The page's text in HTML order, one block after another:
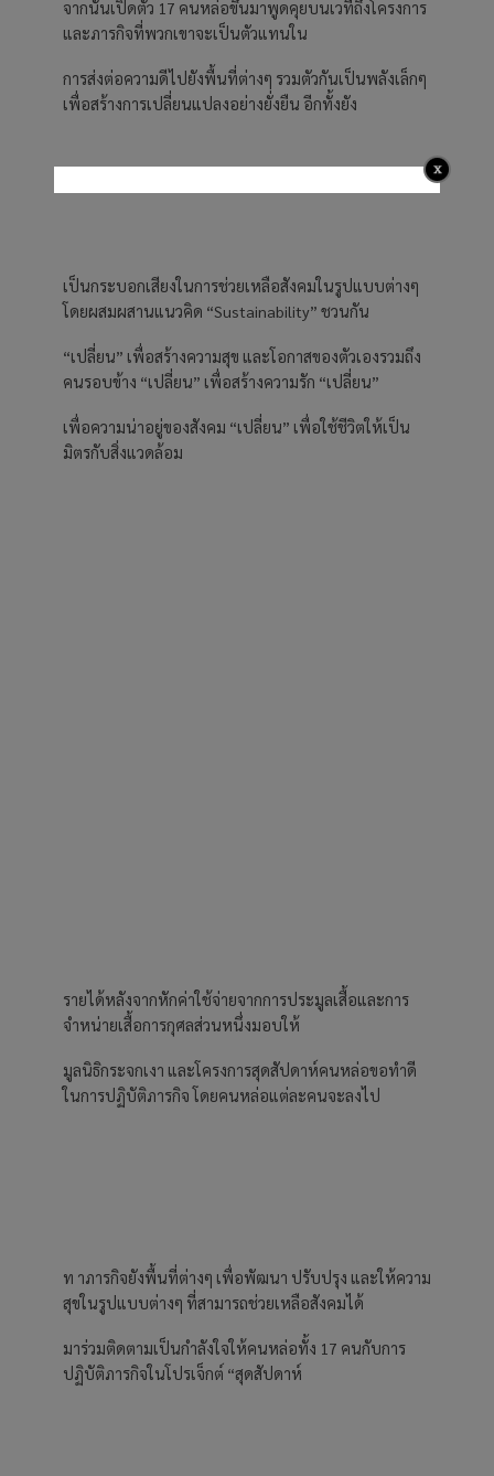
จากนั้นเปิดตัว 17 คนหล่อขึ้นมาพูดคุยบนเวทีถึงโครงการ
และภารกิจที่พวกเขาจะเป็นตัวแทนใน
การส่งต่อความดีไปยังพื้นที่ต่างๆ รวมตัวกันเป็นพลังเล็กๆ
เพื่อสร้างการเปลี่ยนแปลงอย่างยั่งยืน อีกทั้งยัง
เป็นกระบอกเสียงในการช่วยเหลือสังคมในรูปแบบต่างๆ
โดยผสมผสานแนวคิด “Sustainability” ชวนกัน
“เปลี่ยน” เพื่อสร้างความสุข และโอกาสของตัวเองรวมถึง
คนรอบข้าง “เปลี่ยน” เพื่อสร้างความรัก “เปลี่ยน”
เพื่อความน่าอยู่ของสังคม “เปลี่ยน” เพื่อใช้ชีวิตให้เป็น
มิตรกับสิ่งแวดล้อม
รายได้หลังจากหักค่าใช้จ่ายจากการประมูลเสื้อและการ
จำหน่ายเสื้อการกุศลส่วนหนึ่งมอบให้
มูลนิธิกระจกเงา และโครงการสุดสัปดาห์คนหล่อขอทำดี
ในการปฏิบัติภารกิจ โดยคนหล่อแต่ละคนจะลงไป
ท าภารกิจยังพื้นที่ต่างๆ เพื่อพัฒนา ปรับปรุง และให้ความ
สุขในรูปแบบต่างๆ ที่สามารถช่วยเหลือสังคมได้
มาร่วมติดตามเป็นกำลังใจให้คนหล่อทั้ง 17 คนกับการ
ปฏิบัติภารกิจในโปรเจ็กต์ “สุดสัปดาห์